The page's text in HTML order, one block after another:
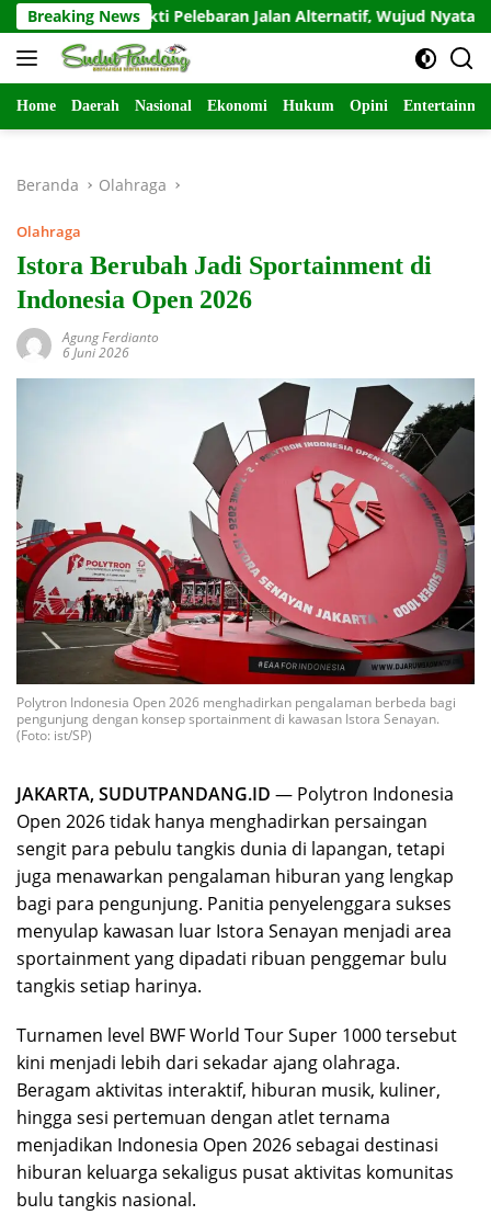
Langsung
ke
konten
Breaking News
Pelebaran Jalan Alternatif, Wujud Nyata Kemanunggalan
Home Daerah Nasional Ekonomi Hukum Opini
Beranda Olahraga
Olahraga
Istora Berubah Jadi Sportainment di
Indonesia Open 2026
Agung Ferdianto
6 Juni 2026
Polytron Indonesia Open 2026 menghadirkan pengalaman berbeda bagi
pengunjung dengan konsep sportainment di kawasan Istora Senayan.
(Foto: ist/SP)
JAKARTA, SUDUTPANDANG.ID — Polytron Indonesia
Open 2026 tidak hanya menghadirkan persaingan
sengit para pebulu tangkis dunia di lapangan, tetapi
juga menawarkan pengalaman hiburan yang lengkap
bagi para pengunjung. Panitia penyelenggara sukses
menyulap kawasan luar Istora Senayan menjadi area
sportainment yang dipadati ribuan penggemar bulu
tangkis setiap harinya.
Turnamen level BWF World Tour Super 1000 tersebut
kini menjadi lebih dari sekadar ajang olahraga.
Beragam aktivitas interaktif, hiburan musik, kuliner,
hingga sesi pertemuan dengan atlet ternama
menjadikan Indonesia Open 2026 sebagai destinasi
hiburan keluarga sekaligus pusat aktivitas komunitas
bulu tangkis nasional.